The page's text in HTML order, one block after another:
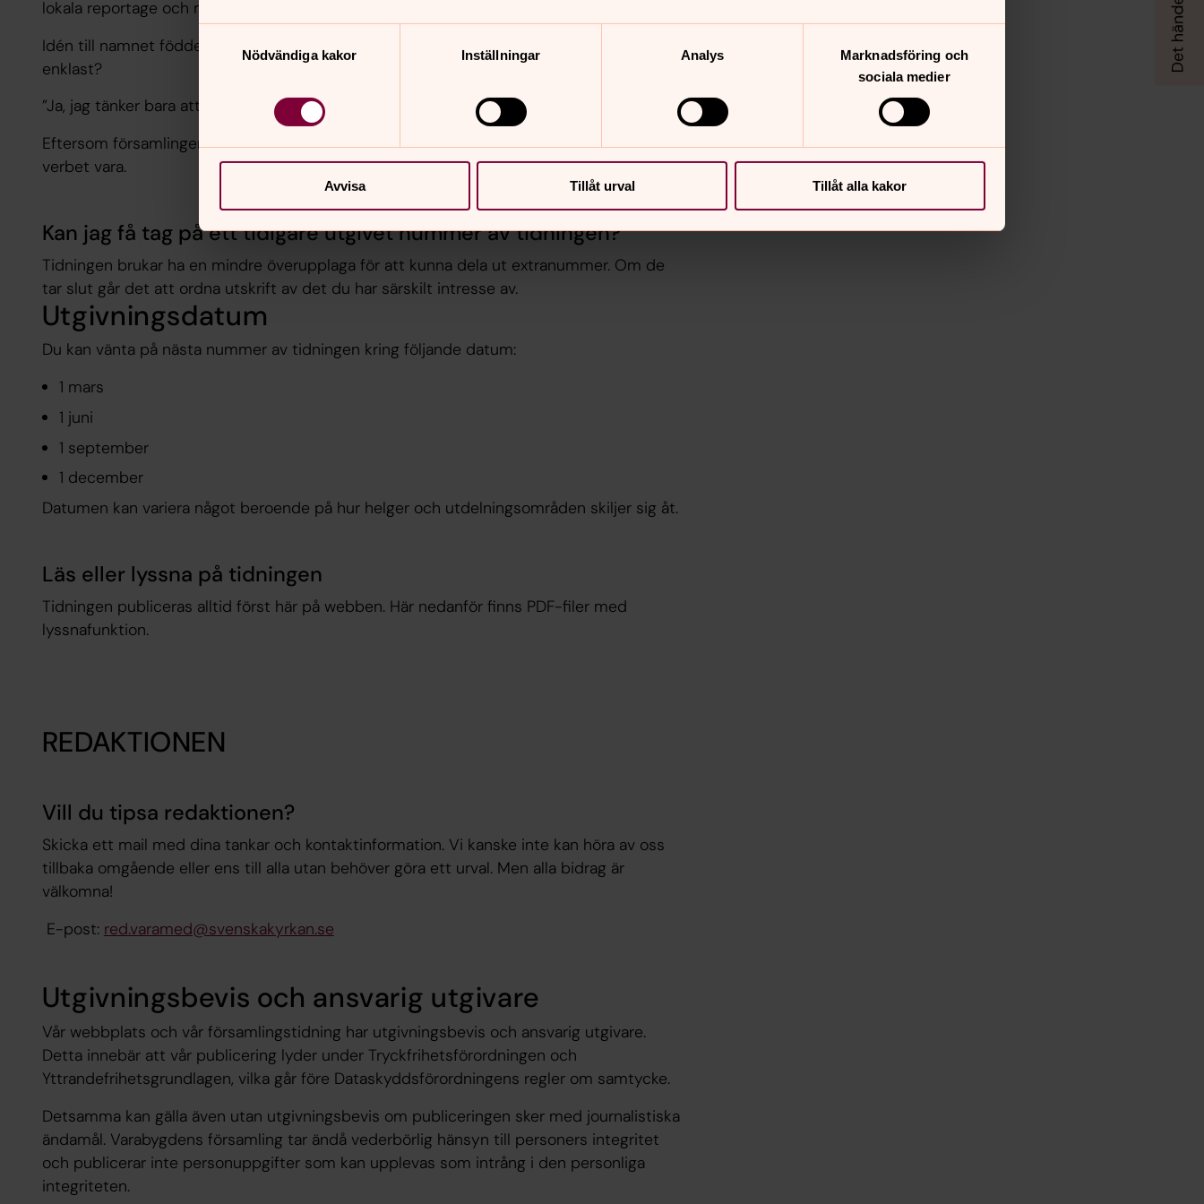
Nödvändiga kakor
Inställningar Analys
Marknadsföring och
sociala medier
Avvisa Tillåt urval Tillåt alla kakor
lokala reportage och med span ut i landet och den världsvida kyrkan.
Idén till namnet föddes ur ett samtal kring kyrkans verksamheter. Hur uttrycks detta
enklast?
”Ja, jag tänker bara att alla ska få vara med!” sa en av diakonisassistenterna.
Eftersom församlingen är verksam i Varabygden är det en ordlek med bygdens namn och
verbet vara.
Kan jag få tag på ett tidigare utgivet nummer av tidningen?
Tidningen brukar ha en mindre överupplaga för att kunna dela ut extranummer. Om de
tar slut går det att ordna utskrift av det du har särskilt intresse av.
Utgivningsdatum
Du kan vänta på nästa nummer av tidningen kring följande datum:
1 mars
1 juni
1 september
1 december
Datumen kan variera något beroende på hur helger och utdelningsområden skiljer sig åt.
Läs eller lyssna på tidningen
Tidningen publiceras alltid först här på webben. Här nedanför finns PDF-filer med
lyssnafunktion.
REDAKTIONEN
Vill du tipsa redaktionen?
Skicka ett mail med dina tankar och kontaktinformation. Vi kanske inte kan höra av oss
tillbaka omgående eller ens till alla utan behöver göra ett urval. Men alla bidrag är
välkomna!
E-post: red.varamed@svenskakyrkan.se
Utgivningsbevis och ansvarig utgivare
Vår webbplats och vår församlingstidning har utgivningsbevis och ansvarig utgivare.
Detta innebär att vår publicering lyder under Tryckfrihetsförordningen och
Yttrandefrihetsgrundlagen, vilka går före Dataskyddsförordningens regler om samtycke.
Detsamma kan gälla även utan utgivningsbevis om publiceringen sker med journalistiska
ändamål. Varabygdens församling tar ändå vederbörlig hänsyn till personers integritet
och publicerar inte personuppgifter som kan upplevas som intrång i den personliga
integriteten.